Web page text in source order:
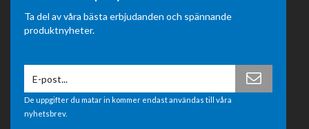
Ta del av våra bästa erbjudanden och spännande
produktnyheter.
De uppgifter du matar in kommer endast användas till våra
nyhetsbrev.